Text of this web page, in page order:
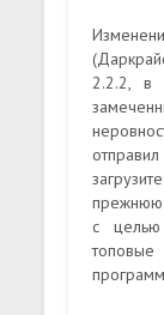
2.2.2, в
прежнюю
с целью